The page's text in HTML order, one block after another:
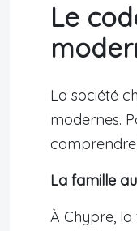
Le
La société
modernes.
La famille
À Chypre,